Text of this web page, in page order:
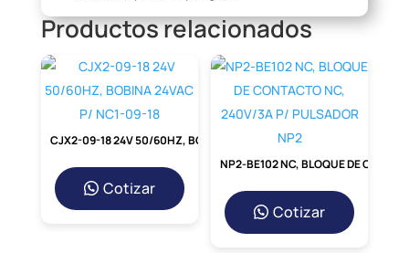
Beneficios Clave del
Terminal E2516
Elegir el terminal correcto marca la
diferencia. El E2516 ofrece
una serie de
ventajas que lo convierten en la opción
preferida por técnicos e
ingenieros.
Beneficio
Descripción
Fabricado con cobre de
alta pureza, garantiza una
resistencia
Productos relacionados
Cotizar
Cotizar